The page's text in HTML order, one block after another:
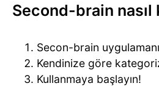
Second-brain nasıl
Secon-brain
Kendinize göre
Kullanmaya başlayın!